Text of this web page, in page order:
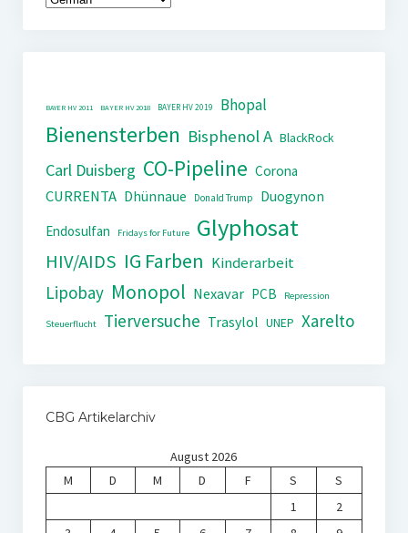
BAYER HV 2011 BAYER HV 2018 BAYER HV 2019 Bhopal
Bienensterben Bisphenol A BlackRock
Carl Duisberg CO-Pipeline Corona
CURRENTA Dhünnaue Donald Trump
Duogynon
Endosulfan
Fridays for Future Glyphosat
HIV/AIDS IG Farben Kinderarbeit
Lipobay Monopol Nexavar PCB Repression
Steuerflucht Tierversuche Trasylol UNEP Xarelto
CBG Artikelarchiv
August 2026
M
D M D F S
S
1
2